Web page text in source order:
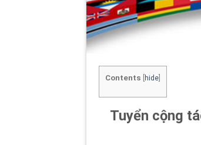
Contents hide
Tuyển cộng